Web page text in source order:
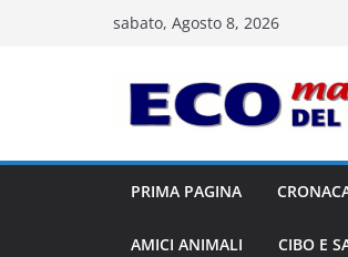
sabato, Agosto 8, 2026
PRIMA PAGINA
AMICI ANIMALI CIBO E